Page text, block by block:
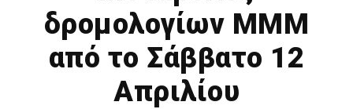
δρομολογίων ΜΜΜ
από το Σάββατο 12
Απριλίου